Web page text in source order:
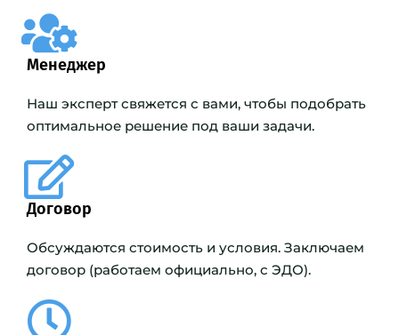
Менеджер
Наш эксперт свяжется с вами, чтобы подобрать
оптимальное решение под ваши задачи.
Договор
Обсуждаются стоимость и условия. Заключаем
договор (работаем официально, с ЭДО).